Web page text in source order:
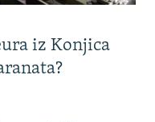
iz Konjica